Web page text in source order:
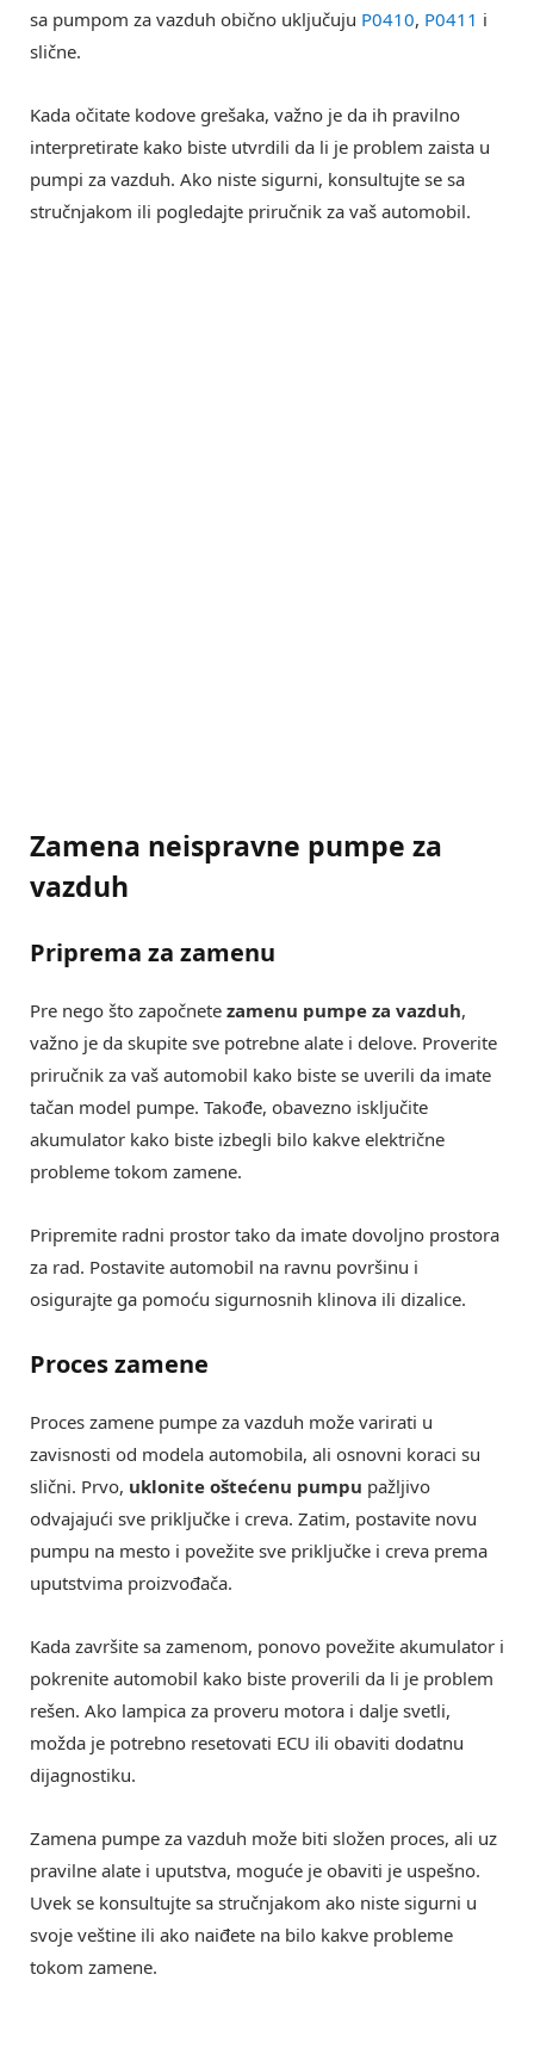
sa pumpom za vazduh obično uključuju P0410, P0411 i
slične.
Kada očitate kodove grešaka, važno je da ih pravilno
interpretirate kako biste utvrdili da li je problem zaista u
pumpi za vazduh. Ako niste sigurni, konsultujte se sa
stručnjakom ili pogledajte priručnik za vaš automobil.
Zamena neispravne pumpe za
vazduh
Priprema za zamenu
Pre nego što započnete zamenu pumpe za vazduh,
važno je da skupite sve potrebne alate i delove. Proverite
priručnik za vaš automobil kako biste se uverili da imate
tačan model pumpe. Takođe, obavezno isključite
akumulator kako biste izbegli bilo kakve električne
probleme tokom zamene.
Pripremite radni prostor tako da imate dovoljno prostora
za rad. Postavite automobil na ravnu površinu i
osigurajte ga pomoću sigurnosnih klinova ili dizalice.
Proces zamene
Proces zamene pumpe za vazduh može varirati u
zavisnosti od modela automobila, ali osnovni koraci su
slični. Prvo, uklonite oštećenu pumpu pažljivo
odvajajući sve priključke i creva. Zatim, postavite novu
pumpu na mesto i povežite sve priključke i creva prema
uputstvima proizvođača.
Kada završite sa zamenom, ponovo povežite akumulator i
pokrenite automobil kako biste proverili da li je problem
rešen. Ako lampica za proveru motora i dalje svetli,
možda je potrebno resetovati ECU ili obaviti dodatnu
dijagnostiku.
Zamena pumpe za vazduh može biti složen proces, ali uz
pravilne alate i uputstva, moguće je obaviti je uspešno.
Uvek se konsultujte sa stručnjakom ako niste sigurni u
svoje veštine ili ako naiđete na bilo kakve probleme
tokom zamene.